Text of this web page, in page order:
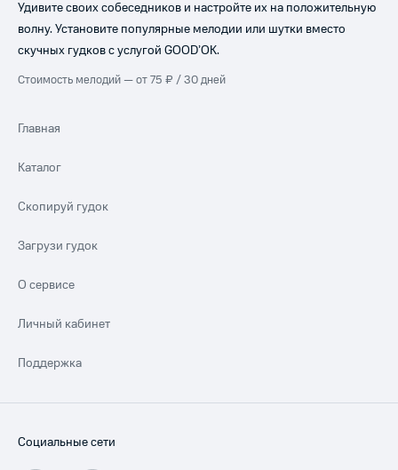
Удивите своих собеседников и настройте их на положительную
волну. Установите популярные мелодии или шутки вместо
скучных гудков с услугой GOOD’OK.
Стоимость мелодий — от 75 ₽ / 30 дней
Главная
Каталог
Скопируй гудок
Загрузи гудок
О сервисе
Личный кабинет
Поддержка
Социальные сети